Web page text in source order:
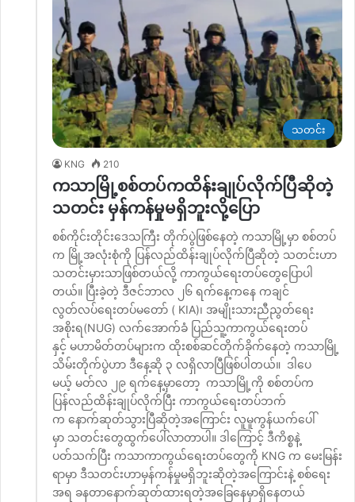
သတင်း
KNG 210
ကသာမြို့စစ်တပ်ကထိန်းချုပ်လိုက်ပြီဆိုတဲ့
သတင်း မှန်ကန်မှုမရှိဘူးလို့ပြော
စစ်ကိုင်းတိုင်းဒေသကြီး တိုက်ပွဲဖြစ်နေတဲ့ ကသာမြို့မှာ စစ်တပ်
က မြို့အလုံးစုံကို ပြန်လည်ထိန်းချုပ်လိုက်ပြီဆိုတဲ့ သတင်းဟာ
သတင်းမှားသာဖြစ်တယ်လို့ ကာကွယ်ရေးတပ်တွေပြောပါ
တယ်။ ပြီးခဲ့တဲ့ ဒီဇင်ဘာလ ၂၆ ရက်နေ့ကနေ ကချင်
လွတ်လပ်ရေးတပ်မတော် ( KIA)၊ အမျိုးသားညီညွတ်ရေး
အစိုးရ(NUG) လက်အောက်ခံ ပြည်သူ့ကာကွယ်ရေးတပ်
နှင့် မဟာမိတ်တပ်များက ထိုးစစ်ဆင်တိုက်ခိုက်နေတဲ့ ကသာမြို့
သိမ်းတိုက်ပွဲဟာ ဒီနေ့ဆို ၃ လရှိလာပြီဖြစ်ပါတယ်။ ဒါပေ
မယ့် မတ်လ ၂၉ ရက်နေ့မှာတော့ ကသာမြို့ကို စစ်တပ်က
ပြန်လည်ထိန်းချုပ်လိုက်ပြီး ကာကွယ်ရေးတပ်ဘက်
က နောက်ဆုတ်သွားပြီဆိုတဲ့အကြောင်း လူမူကွန်ယက်ပေါ်
မှာ သတင်းတွေထွက်ပေါ်လာတာပါ။ ဒါကြောင့် ဒီကိစ္စနဲ့
ပတ်သက်ပြီး ကသာကာကွယ်ရေးတပ်တွေကို KNG က မေးမြန်း
ရာမှာ ဒီသတင်းဟာမှန်ကန်မှုမရှိဘူးဆိုတဲ့အကြောင်းနဲ့ စစ်ရေး
အရ ခနတာနောက်ဆုတ်ထားရတဲ့အခြေနေမှာရှိနေတယ်